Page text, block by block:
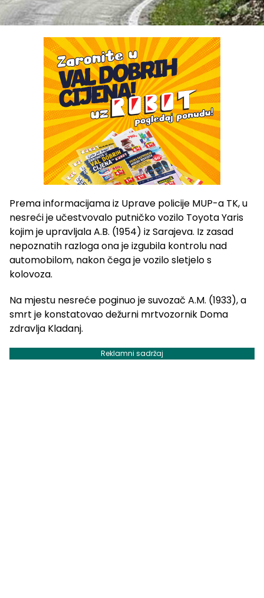
Prema informacijama iz Uprave policije MUP-a TK, u
nesreći je učestvovalo putničko vozilo Toyota Yaris
kojim je upravljala A.B. (1954) iz Sarajeva. Iz zasad
nepoznatih razloga ona je izgubila kontrolu nad
automobilom, nakon čega je vozilo sletjelo s
kolovoza.
Na mjestu nesreće poginuo je suvozač A.M. (1933), a
smrt je konstatovao dežurni mrtvozornik Doma
zdravlja Kladanj.
Reklamni sadržaj